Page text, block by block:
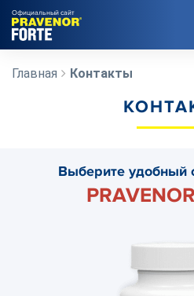
Официальный сайт
Главная Контакты
Выберите удобный